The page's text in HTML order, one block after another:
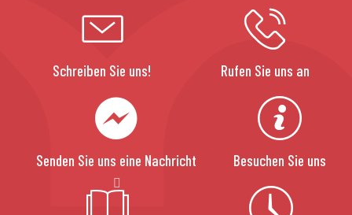
Schreiben Sie uns! Rufen Sie uns an
Senden Sie uns eine Nachricht Besuchen Sie uns